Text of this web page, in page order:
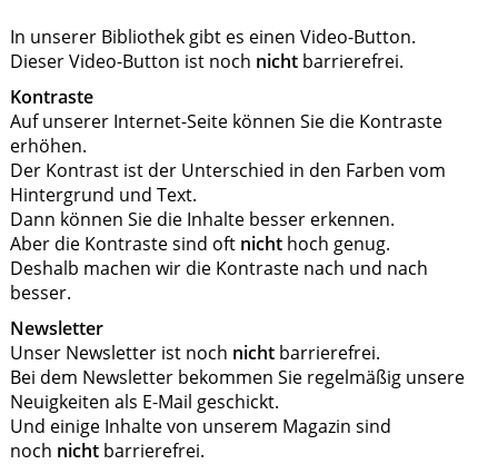
In unserer Bibliothek gibt es einen Video-Button.
Dieser Video-Button ist noch nichtbarrierefrei.
Kontraste
Auf unserer Internet-Seite können Sie die Kontraste
erhöhen.
Der Kontrast ist der Unterschied in den Farben vom
Hintergrund und Text.
Dann können Sie die Inhalte besser erkennen.
Aber die Kontraste sind oft nichthoch genug.
Deshalb machen wir die Kontraste nach und nach
besser.
Newsletter
Unser Newsletter ist noch nichtbarrierefrei.
Bei dem Newsletter bekommen Sie regelmäßig unsere
Neuigkeiten als E-Mail geschickt.
Und einige Inhalte von unserem Magazin sind
noch nichtbarrierefrei.